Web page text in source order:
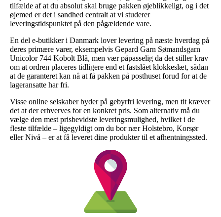
tilfælde af at du absolut skal bruge pakken øjeblikkeligt, og i det
øjemed er det i sandhed centralt at vi studerer
leveringstidspunktet på den pågældende vare.
En del e-butikker i Danmark lover levering på næste hverdag på
deres primære varer, eksempelvis Gepard Garn Sømandsgarn
Unicolor 744 Kobolt Blå, men vær påpasselig da det stiller krav
om at ordren placeres tidligere end et fastslået klokkeslæt, sådan
at de garanteret kan nå at få pakken på posthuset forud for at de
lageransatte har fri.
Visse online selskaber byder på gebyrfri levering, men tit kræver
det at der erhverves for en konkret pris. Som alternativ må du
vælge den mest prisbevidste leveringsmulighed, hvilket i de
fleste tilfælde – ligegyldigt om du bor nær Holstebro, Korsør
eller Nivå – er at få leveret dine produkter til et afhentningssted.